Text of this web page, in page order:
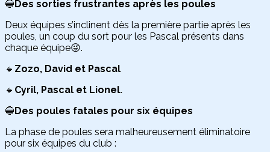
🔵 Des sorties frustrantes après les poules
Deux équipes s’inclinent dès la première partie après les
poules, un coup du sort pour les Pascal présents dans
chaque équipe😜.
🔹 Zozo, David et Pascal
🔹 Cyril, Pascal et Lionel.
🔵 Des poules fatales pour six équipes
La phase de poules sera malheureusement éliminatoire
pour six équipes du club :